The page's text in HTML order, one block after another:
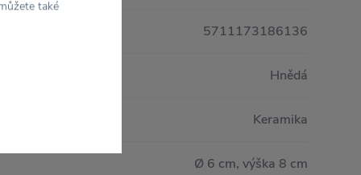
5711173186136
Hnědá
Keramika
Ø 6 cm, výška 8 cm
také